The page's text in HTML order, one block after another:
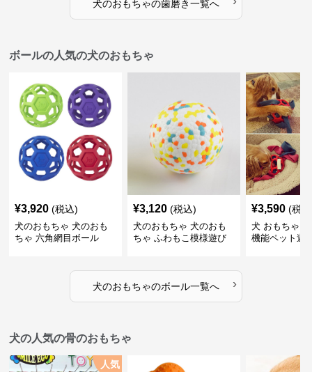
犬のおもちゃの歯磨き一覧へ
ボールの人気の犬のおもちゃ
¥3,920 (税込)
犬のおもちゃ 犬のおも
ちゃ 六角網目ボール
¥3,120 (税込)
犬のおもちゃ 犬のおも
ちゃ ふわもこ模様遊び
¥3,590 (税
犬 おもちゃ
機能ペット遊
犬のおもちゃのボール一覧へ ›
犬の人気の骨のおもちゃ
人気